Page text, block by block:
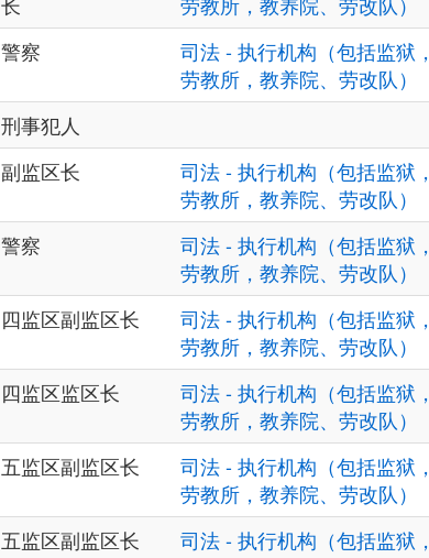
警察
司法 - 执行机构（包括监狱，
劳教所，教养院、劳改队）
刑事犯人
副监区长
司法 - 执行机构（包括监狱，
劳教所，教养院、劳改队）
警察
司法 - 执行机构（包括监狱，
劳教所，教养院、劳改队）
四监区副监区长
司法 - 执行机构（包括监狱，
劳教所，教养院、劳改队）
四监区监区长
司法 - 执行机构（包括监狱，
劳教所，教养院、劳改队）
五监区副监区长
司法 - 执行机构（包括监狱，
劳教所，教养院、劳改队）
五监区副监区长
司法 - 执行机构（包括监狱，